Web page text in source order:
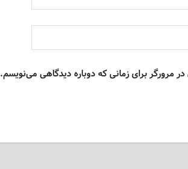
مرورگر برای زمانی که دوباره دیدگاهی می‌نویسم.